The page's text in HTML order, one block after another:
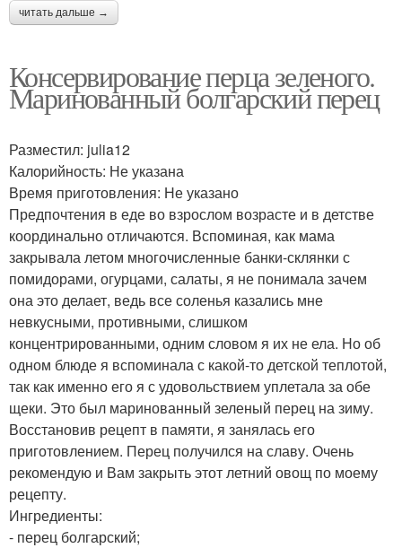
читать дальше →
Консервирование перца зеленого.
Маринованный болгарский перец
Разместил: julia12
Калорийность: Не указана
Время приготовления: Не указано
Предпочтения в еде во взрослом возрасте и в детстве
координально отличаются. Вспоминая, как мама
закрывала летом многочисленные банки-склянки с
помидорами, огурцами, салаты, я не понимала зачем
она это делает, ведь все соленья казались мне
невкусными, противными, слишком
концентрированными, одним словом я их не ела. Но об
одном блюде я вспоминала с какой-то детской теплотой,
так как именно его я с удовольствием уплетала за обе
щеки. Это был маринованный зеленый перец на зиму.
Восстановив рецепт в памяти, я занялась его
приготовлением. Перец получился на славу. Очень
рекомендую и Вам закрыть этот летний овощ по моему
рецепту.
Ингредиенты:
- перец болгарский;